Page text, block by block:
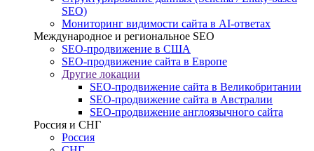
SEO)
Мониторинг видимости сайта в AI-ответах
Международное и региональное SEO
SEO-продвижение в США
SEO-продвижение сайта в Европе
Другие локации
SEO-продвижение сайта в Великобритании
SEO-продвижение сайта в Австралии
SEO-продвижение англоязычного сайта
Россия и СНГ
Россия